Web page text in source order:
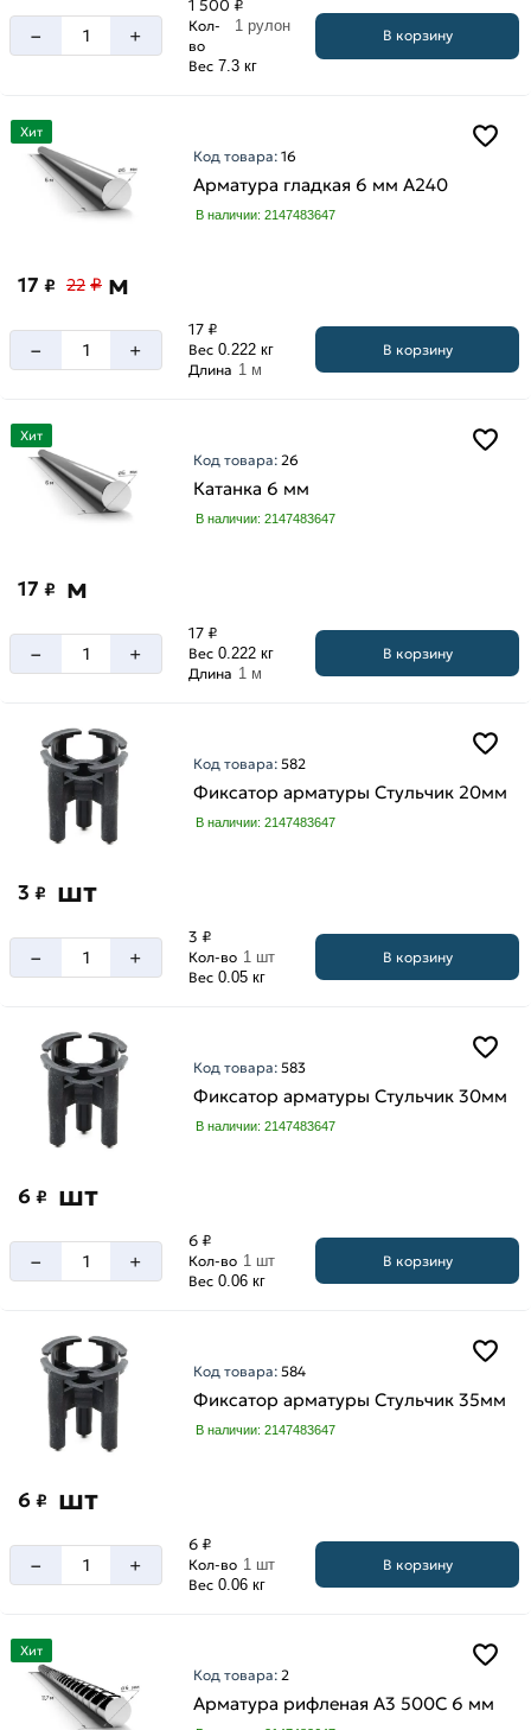
– +
1 500 ₽
Кол-
во
1 рулон
Вес 7.3 кг
В корзину
Хит
Код товара:16
Арматура гладкая 6 мм A240
В наличии: 2147483647
17 ₽ 22 ₽ м
– +
17 ₽
Вес 0.222 кг
Длина 1 м
В корзину
Хит
Код товара: 26
Катанка 6 мм
В наличии: 2147483647
17 ₽ м
– +
17 ₽
Вес 0.222 кг
Длина 1 м
В корзину
Код товара:582
Фиксатор арматуры Стульчик 20мм
В наличии: 2147483647
3 ₽ шт
– +
3 ₽
Кол-во 1 шт
Вес 0.05 кг
В корзину
Код товара:583
Фиксатор арматуры Стульчик 30мм
В наличии: 2147483647
6 ₽ шт
– +
6 ₽
Кол-во 1 шт
Вес 0.06 кг
В корзину
Код товара:584
Фиксатор арматуры Стульчик 35мм
В наличии: 2147483647
6 ₽ шт
– +
6 ₽
Кол-во 1 шт
Вес 0.06 кг
В корзину
Хит
Код товара: 2
Арматура рифленая А3 500С 6 мм